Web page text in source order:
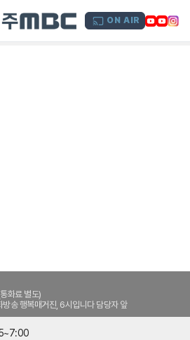
ON AIR
화료 별도)
송 행복매거진, 6시입니다 담당자 앞